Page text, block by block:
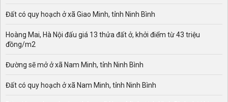
Đất có quy hoạch ở xã Giao Minh, tỉnh Ninh Bình
Hoàng Mai, Hà Nội đấu giá 13 thửa đất ở, khởi điểm từ 43 triệu
đồng/m2
Đường sẽ mở ở xã Nam Minh, tỉnh Ninh Bình
Đất có quy hoạch ở xã Nam Minh, tỉnh Ninh Bình